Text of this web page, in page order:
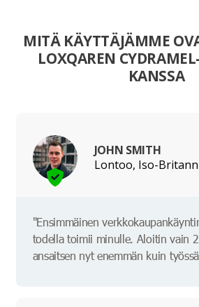
MITÄ KÄYTTÄJÄMME
LOXQAREN
KANSSA
JOHN SMITH
Lontoo, Iso-
"Ensimmäinen
todella toimii minulle. Aloitin vain
ansaitsen nyt enemmän kuin